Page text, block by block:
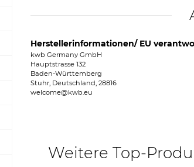
Herstellerinformationen/ EU
kwb Germany GmbH
Hauptstrasse 132
Baden-Württemberg
Stuhr, Deutschland, 28816
welcome@kwb.eu
Weitere Top-